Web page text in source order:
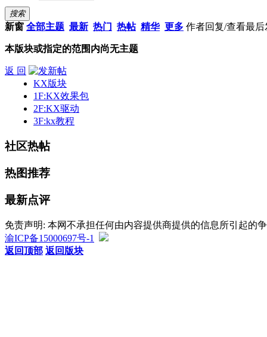
搜索
新窗 全部主题 最新 热门 热帖 精华 更多 作者回复/查看最后
本版块或指定的范围内尚无主题
返 回
KX版块
1F:KX效果包
2F:KX驱动
3F:kx教程
社区热帖
热图推荐
最新点评
免责声明: 本网不承担任何由内容提供商提供的信息所引起的
渝ICP备15000697号-1
返回顶部 返回版块